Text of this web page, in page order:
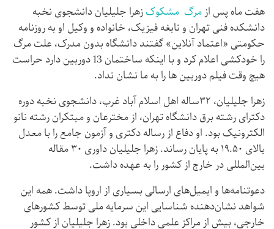
هفت ماه پس از مرگ مشکوکزهرا جلیلیان دانشجوی نخبه
دانشکده فنی تهران و نابغه فیزیک، خانواده و وکیل او به روزنامه
حکومتی «اعتماد آنلاین» گفتند دانشگاه بدون مدرک، علت مرگ
را خودکشی اعلام کرد و با اینکه ساختمان 13 دوربین دارد حراست
هیچ وقت فیلم دوربین ها را به ما نشان نداد.
زهرا جلیلیان، ۳۲ساله اهل اسلام آباد غرب، دانشجوی نخبه دوره
دکترای رشته برق دانشگاه تهران، از مخترعان و مبتکران رشته نانو
الکترونیک بود. او دفاع از رساله دکتری و آزمون جامع را با معدل
بالای ۱۹.۵۰ به پایان رساند. زهرا جلیلیان داوری ۳۰ مقاله
بین‌المللی در خارج از کشور را به عهده داشت.
دعوتنامه‌ها و ایمیل‌های ارسالی بسیاری از اروپا داشت. همه این
شواهد نشان‌دهنده شناسایی این سرمایه ملی توسط کشورهای
خارجی، بیش از مراکز علمی داخلی بود. زهرا جلیلیان از کشور